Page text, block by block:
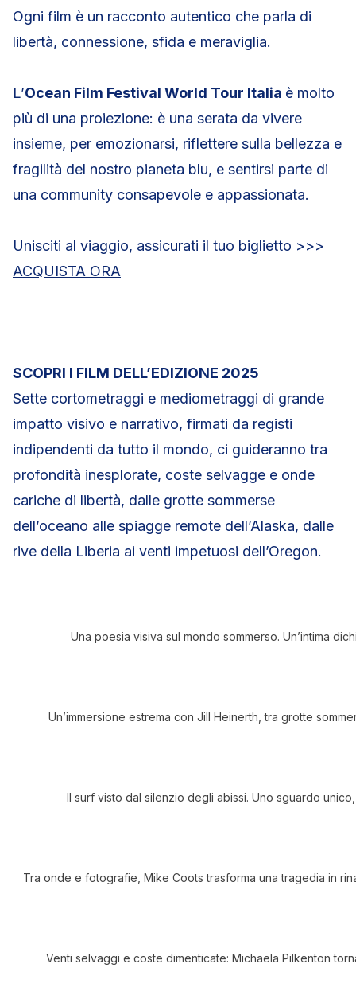
Ogni film è un racconto autentico che parla di
libertà, connessione, sfida e meraviglia.
L’Ocean Film Festival World Tour Italia è molto
più di una proiezione: è una serata da vivere
insieme, per emozionarsi, riflettere sulla bellezza e
fragilità del nostro pianeta blu, e sentirsi parte di
una community consapevole e appassionata.
Unisciti al viaggio, assicurati il tuo biglietto >>>
ACQUISTA ORA
SCOPRI I FILM DELL’EDIZIONE 2025
Sette cortometraggi e mediometraggi di grande
impatto visivo e narrativo, firmati da registi
indipendenti da tutto il mondo, ci guideranno tra
profondità inesplorate, coste selvagge e onde
cariche di libertà, dalle grotte sommerse
dell’oceano alle spiagge remote dell’Alaska, dalle
rive della Liberia ai venti impetuosi dell’Oregon.
Una poesia visiva sul mondo sommerso. Un’intima
Un’immersione estrema con Jill Heinerth, tra grotte
Il surf visto dal silenzio degli abissi. Uno sguardo
Tra onde e fotografie, Mike Coots trasforma una tragedia in
Venti selvaggi e coste dimenticate: Michaela Pilkenton